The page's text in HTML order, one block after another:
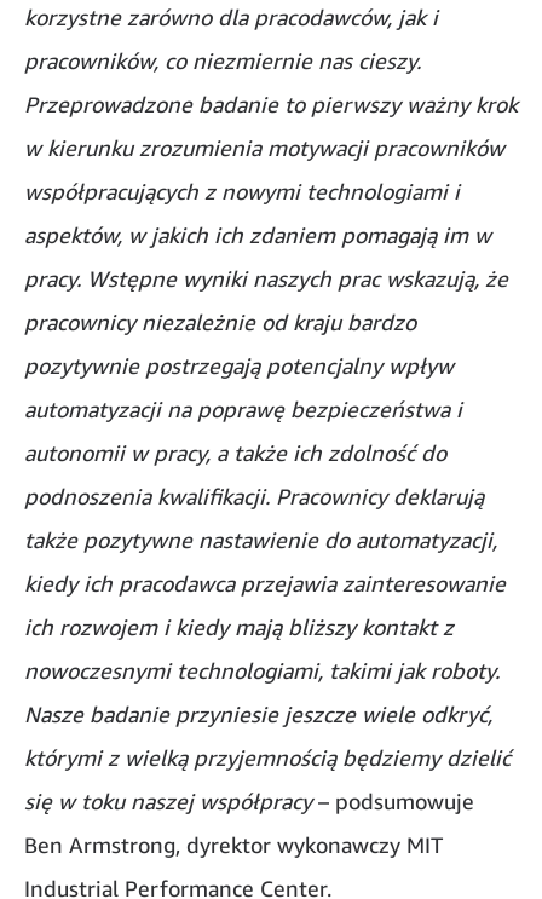
korzystne zarówno dla pracodawców, jak i
pracowników, co niezmiernie nas cieszy.
Przeprowadzone badanie to pierwszy ważny krok
w kierunku zrozumienia motywacji pracowników
współpracujących z nowymi technologiami i
aspektów, w jakich ich zdaniem pomagają im w
pracy. Wstępne wyniki naszych prac wskazują, że
pracownicy niezależnie od kraju bardzo
pozytywnie postrzegają potencjalny wpływ
automatyzacji na poprawę bezpieczeństwa i
autonomii w pracy, a także ich zdolność do
podnoszenia kwalifikacji. Pracownicy deklarują
także pozytywne nastawienie do automatyzacji,
kiedy ich pracodawca przejawia zainteresowanie
ich rozwojem i kiedy mają bliższy kontakt z
nowoczesnymi technologiami, takimi jak roboty.
Nasze badanie przyniesie jeszcze wiele odkryć,
którymi z wielką przyjemnością będziemy dzielić
się w toku naszej współpracy– podsumowuje
Ben Armstrong, dyrektor wykonawczy MIT
Industrial Performance Center.